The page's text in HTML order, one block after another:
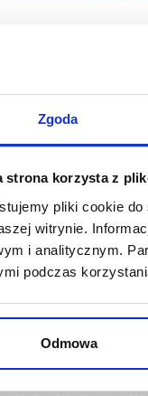
Zgoda
strona korzysta z
pliki cookie do
witrynie.
i analitycznym.
podczas
Odmowa
mogli odwiedzać
Salon popularnej
w Bytowie
artykułów
wydarzenia.
czy rozwój
zakupy są szybkie
już po dwóch
zamówień z
asortyment można